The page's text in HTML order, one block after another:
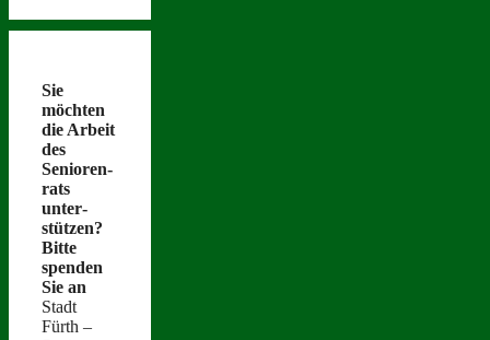
Sie
möcht­en
die Arbeit
des
Senioren­
rats
unter­
stützen?
Bitte
spenden
Sie an
Stadt
Fürth –